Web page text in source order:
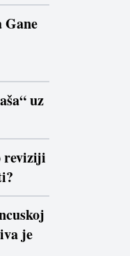
Gane
uz
reviziji
je